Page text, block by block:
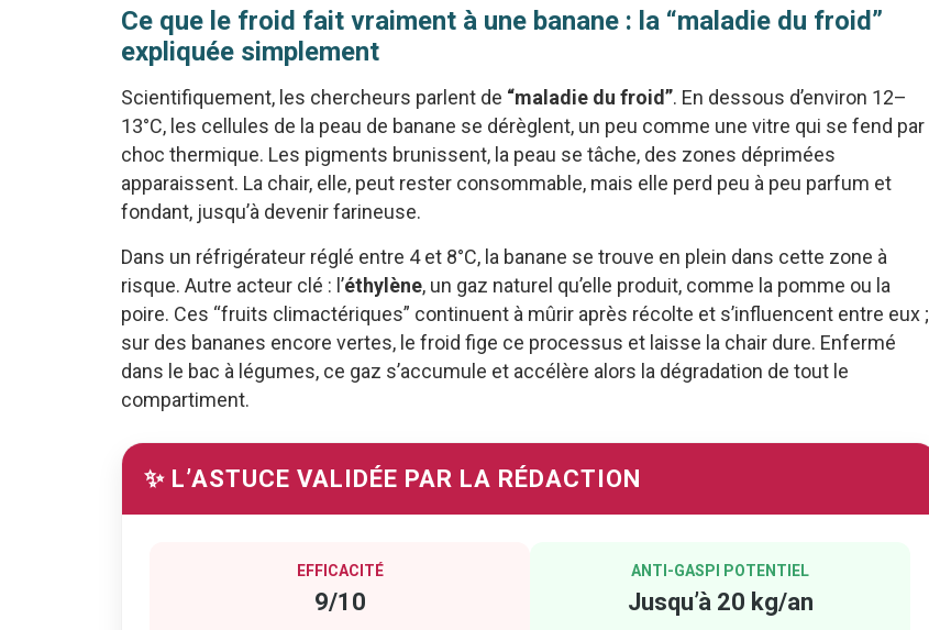
Ce que le froid fait vraiment à une banane : la “maladie du froid”
expliquée simplement
Scientifiquement, les chercheurs parlent de “maladie du froid”. En dessous d’environ 12–
13°C, les cellules de la peau de banane se dérèglent, un peu comme une vitre qui se fend par
choc thermique. Les pigments brunissent, la peau se tâche, des zones déprimées
apparaissent. La chair, elle, peut rester consommable, mais elle perd peu à peu parfum et
fondant, jusqu’à devenir farineuse.
Dans un réfrigérateur réglé entre 4 et 8°C, la banane se trouve en plein dans cette zone à
risque. Autre acteur clé : l’éthylène, un gaz naturel qu’elle produit, comme la pomme ou la
poire. Ces “fruits climactériques” continuent à mûrir après récolte et s’influencent entre eux ;
sur des bananes encore vertes, le froid fige ce processus et laisse la chair dure. Enfermé
dans le bac à légumes, ce gaz s’accumule et accélère alors la dégradation de tout le
compartiment.
✨ L’ASTUCE VALIDÉE PAR LA RÉDACTION
EFFICACITÉ
9/10
ANTI-GASPI POTENTIEL
Jusqu’à 20 kg/an